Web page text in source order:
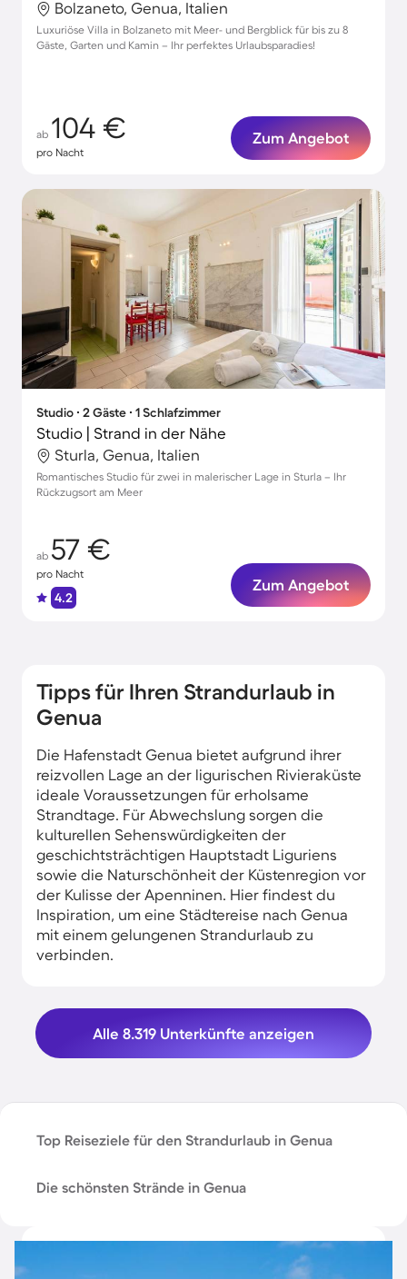
Bolzaneto, Genua, Italien
Luxuriöse Villa in Bolzaneto mit Meer- und Bergblick für bis zu 8
Gäste, Garten und Kamin – Ihr perfektes Urlaubsparadies!
ab 104 €
pro Nacht
Zum Angebot
Studio ∙ 2 Gäste ∙ 1 Schlafzimmer
Studio | Strand in der Nähe
Sturla, Genua, Italien
Romantisches Studio für zwei in malerischer Lage in Sturla – Ihr
Rückzugsort am Meer
ab 57 €
pro Nacht
4.2
Zum Angebot
Tipps für Ihren Strandurlaub in
Genua
Die Hafenstadt Genua bietet aufgrund ihrer
reizvollen Lage an der ligurischen Rivieraküste
ideale Voraussetzungen für erholsame
Strandtage. Für Abwechslung sorgen die
kulturellen Sehenswürdigkeiten der
geschichtsträchtigen Hauptstadt Liguriens
sowie die Naturschönheit der Küstenregion vor
der Kulisse der Apenninen. Hier findest du
Inspiration, um eine Städtereise nach Genua
mit einem gelungenen Strandurlaub zu
verbinden.
Alle 8.319 Unterkünfte anzeigen
Top Reiseziele für den Strandurlaub in Genua
Die schönsten Strände in Genua